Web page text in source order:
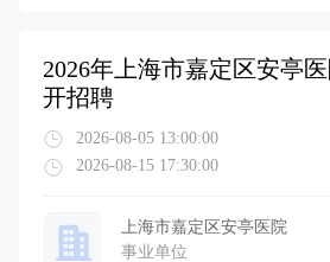
2026年上海市嘉定区安亭
开招聘
2026-08-05 13:00:00
2026-08-15 17:30:00
上海市嘉定区安亭医院
事业单位